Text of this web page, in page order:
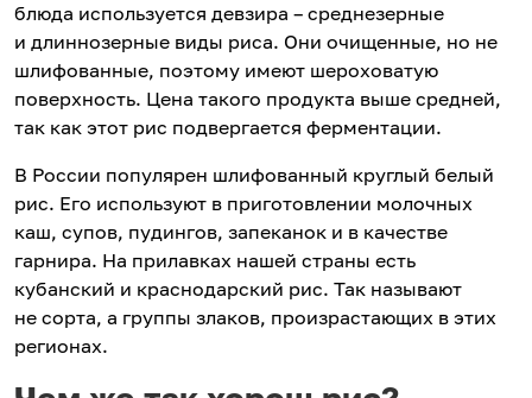
блюда используется девзира – среднезерные
и длиннозерные виды риса. Они очищенные, но не
шлифованные, поэтому имеют шероховатую
поверхность. Цена такого продукта выше средней,
так как этот рис подвергается ферментации.
В России популярен шлифованный круглый белый
рис. Его используют в приготовлении молочных
каш, супов, пудингов, запеканок и в качестве
гарнира. На прилавках нашей страны есть
кубанский и краснодарский рис. Так называют
не сорта, а группы злаков, произрастающих в этих
регионах.